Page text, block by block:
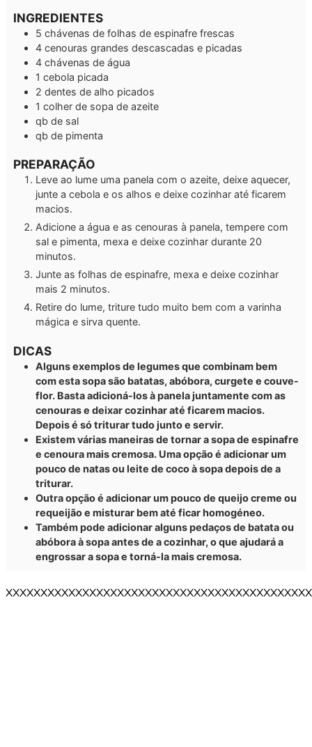
INGREDIENTES
5 chávenas de folhas de espinafre frescas
4 cenouras grandes descascadas e picadas
4 chávenas de água
1 cebola picada
2 dentes de alho picados
1 colher de sopa de azeite
qb de sal
qb de pimenta
PREPARAÇÃO
Leve ao lume uma panela com o azeite, deixe aquecer,
junte a cebola e os alhos e deixe cozinhar até ficarem
macios.
Adicione a água e as cenouras à panela, tempere com
sal e pimenta, mexa e deixe cozinhar durante 20
minutos.
Junte as folhas de espinafre, mexa e deixe cozinhar
mais 2 minutos.
Retire do lume, triture tudo muito bem com a varinha
mágica e sirva quente.
DICAS
Alguns exemplos de legumes que combinam bem
com esta sopa são batatas, abóbora, curgete e couve-
flor. Basta adicioná-los à panela juntamente com as
cenouras e deixar cozinhar até ficarem macios.
Depois é só triturar tudo junto e servir.
Existem várias maneiras de tornar a sopa de espinafre
e cenoura mais cremosa. Uma opção é adicionar um
pouco de natas ou leite de coco à sopa depois de a
triturar.
Outra opção é adicionar um pouco de queijo creme ou
requeijão e misturar bem até ficar homogéneo.
Também pode adicionar alguns pedaços de batata ou
abóbora à sopa antes de a cozinhar, o que ajudará a
engrossar a sopa e torná-la mais cremosa.